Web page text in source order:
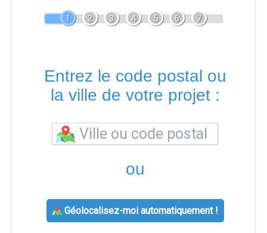
1 2 3 4 5 6 7
Entrez le code postal ou
la ville de votre projet :
ou
Géolocalisez-moi automatiquement !